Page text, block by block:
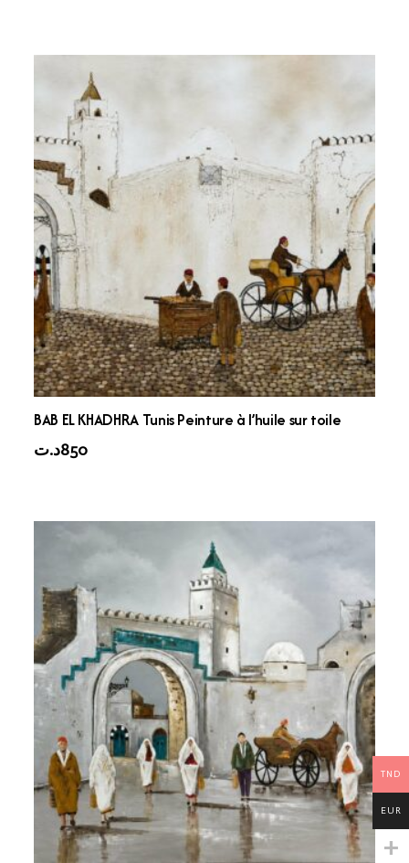
BAB EL KHADHRA Tunis Peinture à l’huile sur toile
850د.ت
TND
EUR